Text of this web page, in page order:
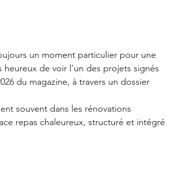
un moment particulier pour une
de voir l’un des projets signés
du magazine, à travers un dossier
souvent dans les rénovations
repas chaleureux, structuré et intégré